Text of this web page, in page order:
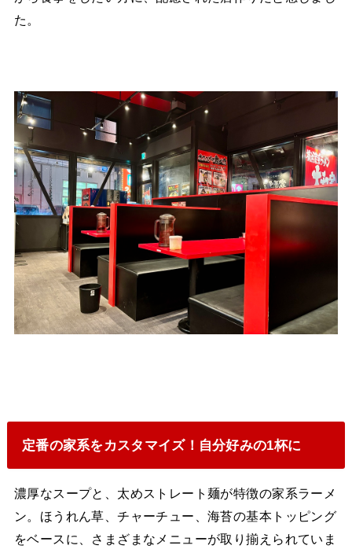
た。
定番の家系をカスタマイズ！自分好みの1杯に
濃厚なスープと、太めストレート麺が特徴の家系ラーメ
ン。ほうれん草、チャーチュー、海苔の基本トッピング
をベースに、さまざまなメニューが取り揃えられていま